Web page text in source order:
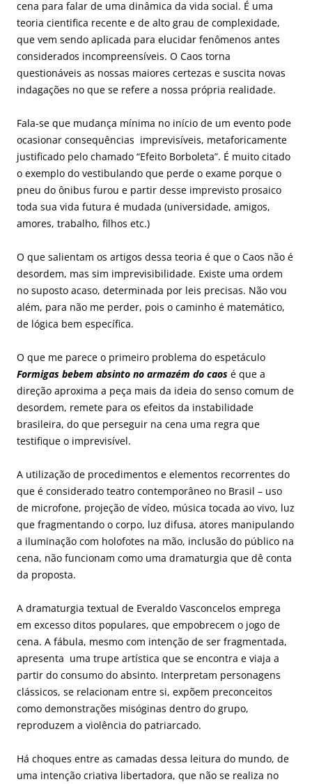
cena para falar de uma dinâmica da vida social. É uma
teoria cientifica recente e de alto grau de complexidade,
que vem sendo aplicada para elucidar fenômenos antes
considerados incompreensíveis. O Caos torna
questionáveis as nossas maiores certezas e suscita novas
indagações no que se refere a nossa própria realidade.
Fala-se que mudança mínima no início de um evento pode
ocasionar consequências imprevisíveis, metaforicamente
justificado pelo chamado “Efeito Borboleta”. É muito citado
o exemplo do vestibulando que perde o exame porque o
pneu do ônibus furou e partir desse imprevisto prosaico
toda sua vida futura é mudada (universidade, amigos,
amores, trabalho, filhos etc.)
O que salientam os artigos dessa teoria é que o Caos não é
desordem, mas sim imprevisibilidade. Existe uma ordem
no suposto acaso, determinada por leis precisas. Não vou
além, para não me perder, pois o caminho é matemático,
de lógica bem específica.
O que me parece o primeiro problema do espetáculo
Formigas bebem absinto no armazém do caos é que a
direção aproxima a peça mais da ideia do senso comum de
desordem, remete para os efeitos da instabilidade
brasileira, do que perseguir na cena uma regra que
testifique o imprevisível.
A utilização de procedimentos e elementos recorrentes do
que é considerado teatro contemporâneo no Brasil – uso
de microfone, projeção de vídeo, música tocada ao vivo, luz
que fragmentando o corpo, luz difusa, atores manipulando
a iluminação com holofotes na mão, inclusão do público na
cena, não funcionam como uma dramaturgia que dê conta
da proposta.
A dramaturgia textual de Everaldo Vasconcelos emprega
em excesso ditos populares, que empobrecem o jogo de
cena. A fábula, mesmo com intenção de ser fragmentada,
apresenta uma trupe artística que se encontra e viaja a
partir do consumo do absinto. Interpretam personagens
clássicos, se relacionam entre si, expõem preconceitos
como demonstrações misóginas dentro do grupo,
reproduzem a violência do patriarcado.
Há choques entre as camadas dessa leitura do mundo, de
uma intenção criativa libertadora, que não se realiza no